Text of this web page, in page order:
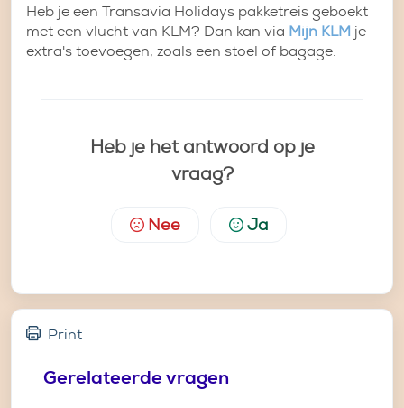
Heb je een Transavia Holidays pakketreis geboekt
met een vlucht van KLM? Dan kan via Mijn KLM je
extra's toevoegen, zoals een stoel of bagage.
Heb je het antwoord op je
vraag?
Nee Ja
Print
Gerelateerde vragen